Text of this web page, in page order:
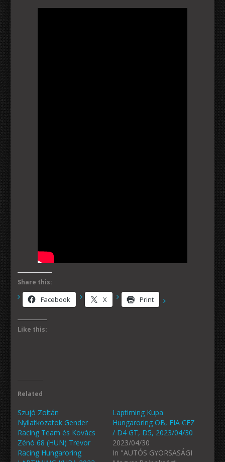
Share this:
Facebook X Print
Like this:
Related
Szujó Zoltán
Nyilatkozatok Gender
Racing Team és Kovács
Zénó 68 (HUN) Trevor
Racing Hungaroring
Laptiming Kupa
Hungaroring OB, FIA CEZ
/ D4 GT, D5, 2023/04/30
2023/04/30
In "AUTÓS GYORSASÁGI